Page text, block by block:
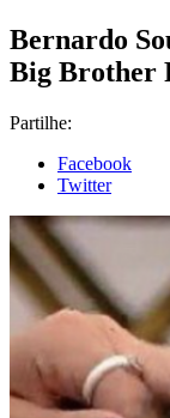
Bernardo
Big Brother
Partilhe:
Facebook
Twitter